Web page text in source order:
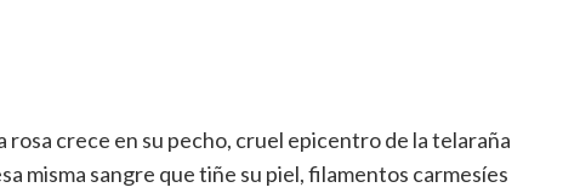
rosa crece en su pecho, cruel epicentro de la telaraña
misma sangre que tiñe su piel, filamentos carmesíes